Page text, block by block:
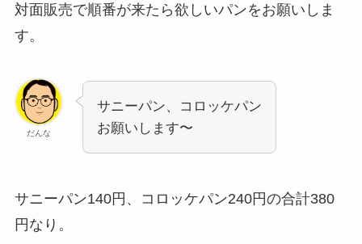
対面販売で順番が来たら欲しいパンをお願いしま
す。
だんな
サニーパン、コロッケパン
お願いします〜
サニーパン140円、コロッケパン240円の合計380
円なり。